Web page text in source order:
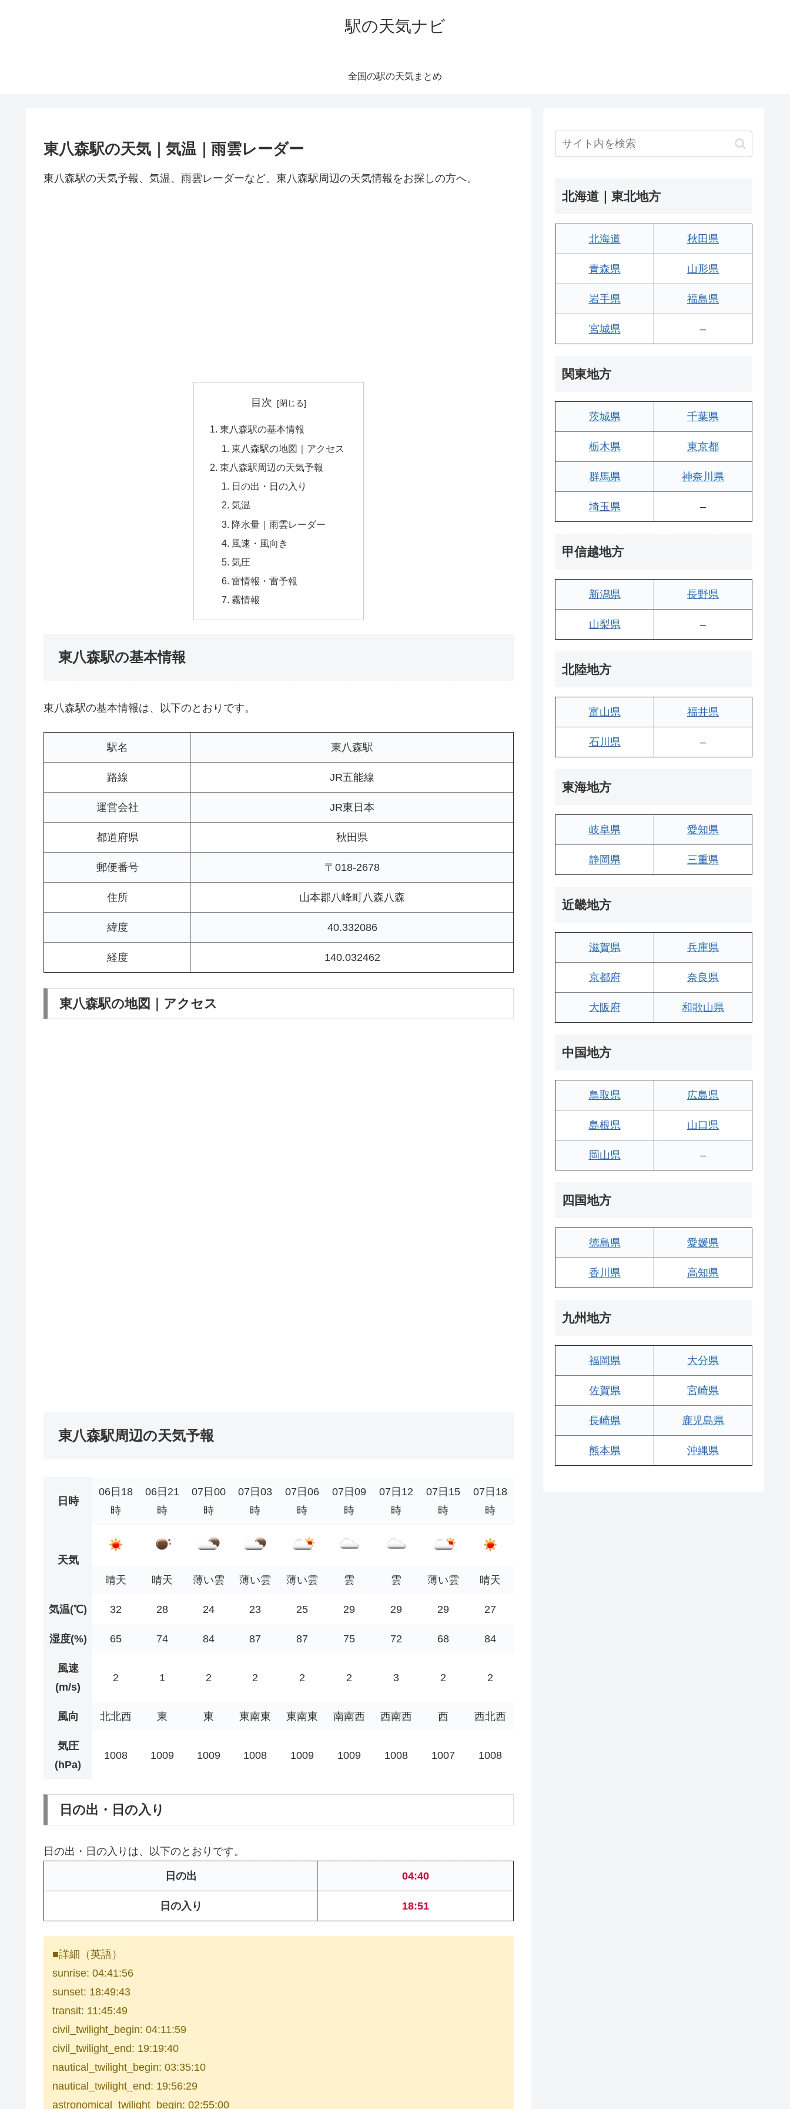
駅の天気ナビ
全国の駅の天気まとめ
東八森駅の天気｜気温｜雨雲レーダー
東八森駅の天気予報、気温、雨雲レーダーなど。東八森駅周辺の天気情報をお探しの方へ。
目次
東八森駅の基本情報
東八森駅の地図｜アクセス
東八森駅周辺の天気予報
日の出・日の入り
気温
降水量｜雨雲レーダー
風速・風向き
気圧
雷情報・雷予報
霧情報
東八森駅の基本情報
東八森駅の基本情報は、以下のとおりです。
駅名 東八森駅
路線 JR五能線
運営会社 JR東日本
都道府県 秋田県
郵便番号 〒018-2678
住所 山本郡八峰町八森八森
緯度 40.332086
経度 140.032462
東八森駅の地図｜アクセス
東八森駅周辺の天気予報
日時
06日18
時
06日21
時
07日00
時
07日03
時
07日06
時
07日09
時
07日12
時
07日15
時
07日18
時
天気
晴天
晴天 薄い雲 薄い雲 薄い雲 雲 雲 薄い雲 晴天
気温(℃) 32 28 24 23 25 29 29 29 27
湿度(%) 65 74 84 87 87 75 72 68 84
風速
(m/s)
2 1 2 2 2 2 3 2 2
風向 北北西 東 東 東南東 東南東 南南西 西南西 西 西北西
気圧
(hPa)
1008 1009 1009 1008 1009 1009 1008 1007 1008
日の出・日の入り
日の出・日の入りは、以下のとおりです。
日の出 04:40
日の入り 18:51
■詳細（英語）
sunrise: 04:41:56
sunset: 18:49:43
transit: 11:45:49
civil_twilight_begin: 04:11:59
civil_twilight_end: 19:19:40
nautical_twilight_begin: 03:35:10
nautical_twilight_end: 19:56:29
astronomical_twilight_begin: 02:55:00
北海道｜東北地方
北海道 秋田県
青森県 山形県
岩手県 福島県
宮城県 –
関東地方
茨城県 千葉県
栃木県 東京都
群馬県 神奈川県
埼玉県 –
甲信越地方
新潟県 長野県
山梨県 –
北陸地方
富山県 福井県
石川県 –
東海地方
岐阜県 愛知県
静岡県 三重県
近畿地方
滋賀県 兵庫県
京都府 奈良県
大阪府 和歌山県
中国地方
鳥取県 広島県
島根県 山口県
岡山県 –
四国地方
徳島県 愛媛県
香川県 高知県
九州地方
福岡県 大分県
佐賀県 宮崎県
長崎県 鹿児島県
熊本県 沖縄県